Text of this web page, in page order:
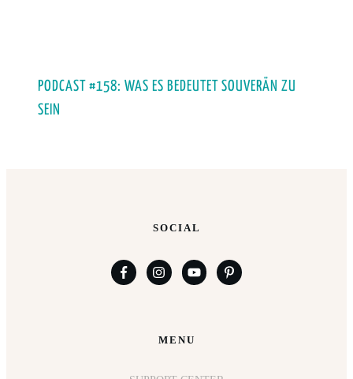
PODCAST #158: WAS ES BEDEUTET SOUVERÄN ZU
SEIN
MENU
SOCIAL